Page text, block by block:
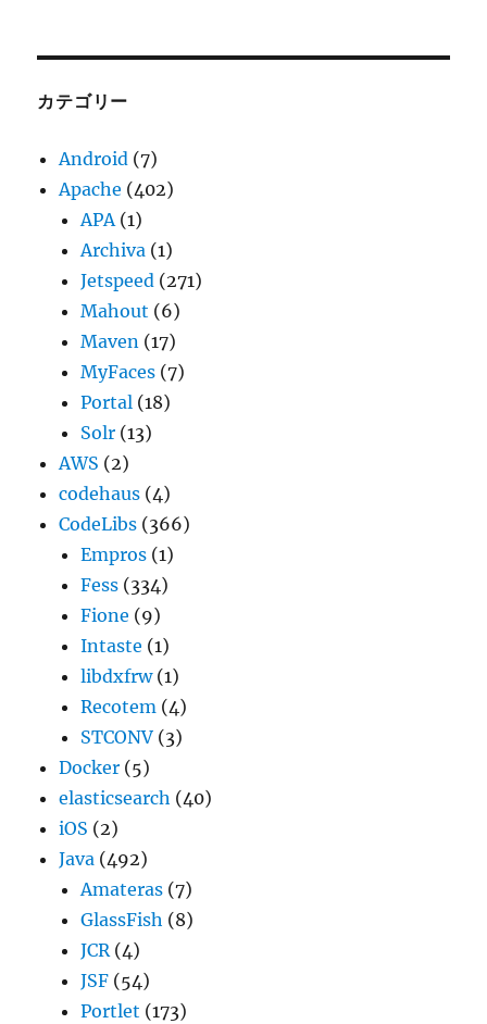
ブ
カテゴリー
Android (7)
Apache (402)
APA(1)
Archiva (1)
Jetspeed (271)
Mahout (6)
Maven (17)
MyFaces (7)
Portal (18)
Solr (13)
AWS (2)
codehaus (4)
CodeLibs (366)
Empros (1)
Fess (334)
Fione (9)
Intaste (1)
libdxfrw(1)
Recotem (4)
STCONV (3)
Docker (5)
elasticsearch (40)
iOS (2)
Java (492)
Amateras (7)
GlassFish (8)
JCR(4)
JSF (54)
Portlet (173)